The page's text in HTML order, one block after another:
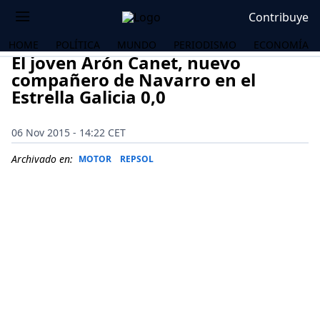
Contribuye
HOME POLÍTICA MUNDO PERIODISMO ECONOMÍA
El joven Arón Canet, nuevo
compañero de Navarro en el
Estrella Galicia 0,0
06 Nov 2015 - 14:22 CET
Archivado en: MOTOR REPSOL